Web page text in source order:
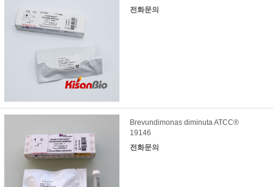
전화문의
Brevundimonas diminuta ATCC®
19146
전화문의